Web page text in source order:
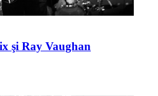
şi Ray Vaughan